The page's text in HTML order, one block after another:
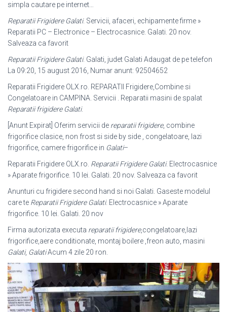
simpla cautare pe internet…
Reparatii Frigidere Galati. Servicii, afaceri, echipamente firme »
Reparatii PC – Electronice – Electrocasnice. Galati. 20 nov.
Salveaza ca favorit
Reparatii Frigidere Galati. Galati, judet Galati Adaugat de pe telefon
La 09:20, 15 august 2016, Numar anunt: 92504652
Reparatii Frigidere OLX.ro. REPARATII Frigidere,Combine si
Congelatoare in CAMPINA. Servicii . Reparatii masini de spalat
Reparatii frigidere Galati.
[Anunt Expirat] Oferim servicii de reparatii frigidere, combine
frigorifice clasice, non frost si side by side , congelatoare, lazi
frigorifice, camere frigorifice in Galati–
Reparatii Frigidere OLX.ro. Reparatii Frigidere Galati. Electrocasnice
» Aparate frigorifice. 10 lei. Galati. 20 nov. Salveaza ca favorit
Anunturi cu frigidere second hand si noi Galati. Gaseste modelul
care te Reparatii Frigidere Galati. Electrocasnice » Aparate
frigorifice. 10 lei. Galati. 20 nov
Firma autorizata executa reparatii frigidere,congelatoare,lazi
frigorifice,aere conditionate, montaj boilere ,freon auto, masini
Galati, GalatiAcum 4 zile 20 ron.